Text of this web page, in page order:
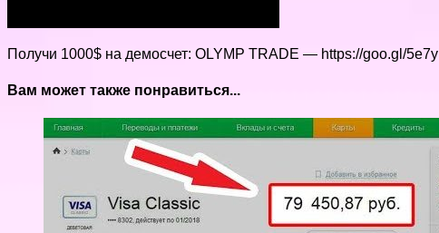
Получи 1000$ на демосчет: OLYMP TRADE — https://goo.gl/
Вам может также понравиться...